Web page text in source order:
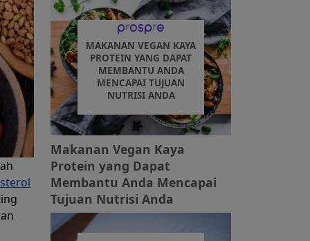
MAKANAN VEGAN KAYA
PROTEIN YANG DAPAT
MEMBANTU ANDA
MENCAPAI TUJUAN
NUTRISI ANDA
Makanan Vegan Kaya
Protein yang Dapat
Membantu Anda Mencapai
Tujuan Nutrisi Anda